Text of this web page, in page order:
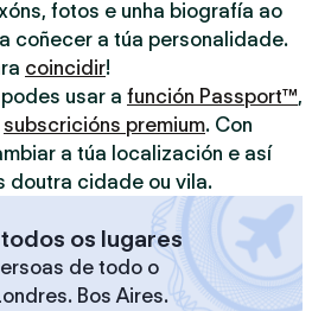
fotos e unha biografía ao
coñecer a túa personalidade.
coincidir!
usar a función Passport™,
subscricións premium. Con
a túa localización e así
doutra cidade ou vila.
os lugares
de todo o
Bos Aires.